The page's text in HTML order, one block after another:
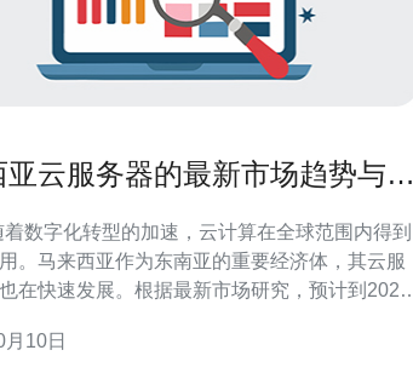
亚云服务器的最新市场趋势与发
。马来西亚作为东南亚的重要经济体，其云服
在快速发展。根据最新市场研究，预计到2025
。本文将深入分析马来西亚云服务器的市场趋
10日